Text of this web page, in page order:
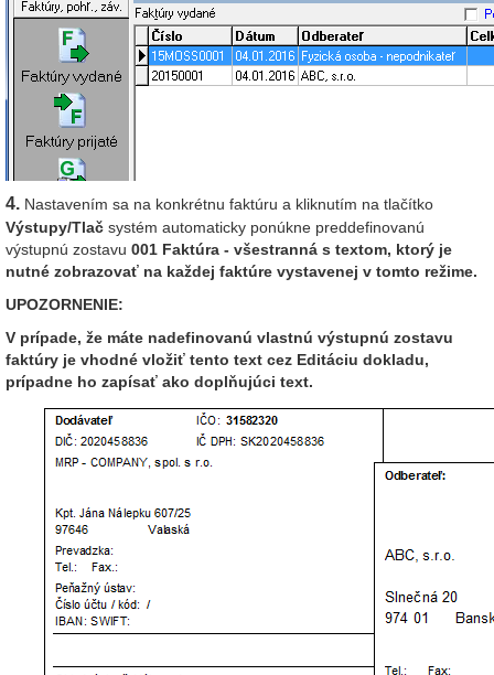
4. Nastavením sa na konkrétnu faktúru a kliknutím na tlačítko
Výstupy/Tlač systém automaticky ponúkne preddefinovanú
výstupnú zostavu 001 Faktúra - všestranná s textom, ktorý je
nutné zobrazovať na každej faktúre vystavenej v tomto režime.
UPOZORNENIE:
V prípade, že máte nadefinovanú vlastnú výstupnú zostavu
faktúry je vhodné vložiť tento text cez Editáciu dokladu,
prípadne ho zapísať ako doplňujúci text.